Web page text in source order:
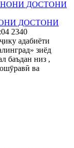
ДОСТОНИ
2340
адабиёти
зиёд
баъдан низ ,
ва